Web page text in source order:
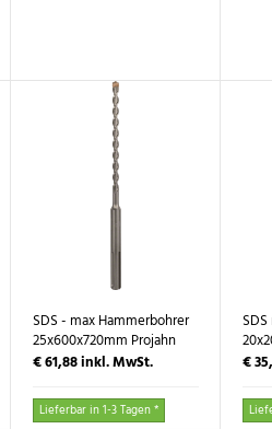
SDS - max Hammerbohrer
25x600x720mm Projahn
€ 61,88inkl. MwSt.
Lieferbar in 1-3 Tagen *
€